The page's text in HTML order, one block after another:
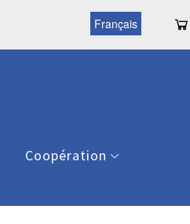
Français
Coopération